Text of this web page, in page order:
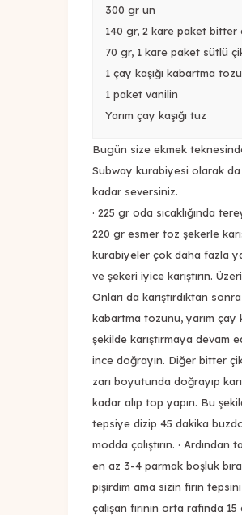
300 gr un
140 gr, 2 kare paket bitter
70 gr, 1 kare paket sütlü
1 çay kaşığı kabartma tozu
1 paket vanilin
Yarım çay kaşığı tuz
Bugün size ekmek
Subway kurabiyesi olarak
kadar seversiniz.
· 225 gr oda sıcaklığında
220 gr esmer toz şekerle
kurabiyeler çok daha fazla
ve şekeri iyice karıştırın.
Onları da karıştırdıktan
kabartma tozunu, yarım çay
şekilde karıştırmaya devam
ince doğrayın. Diğer bitter
zarı boyutunda doğrayıp
kadar alıp top yapın. Bu
tepsiye dizip 45 dakika
modda çalıştırın. ·
en az 3-4 parmak boşluk
pişirdim ama sizin fırın
çalışan fırının orta rafında